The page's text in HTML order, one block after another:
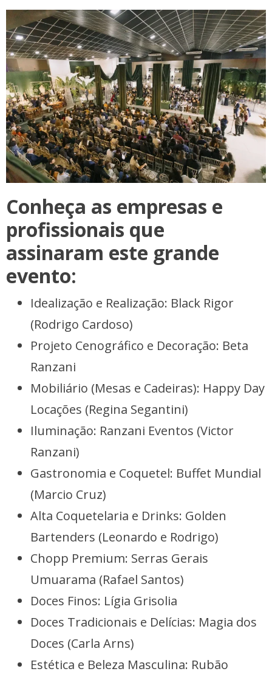
Conheça as empresas e
profissionais que
assinaram este grande
evento:
Idealização e Realização: Black Rigor
(Rodrigo Cardoso)
Projeto Cenográfico e Decoração: Beta
Ranzani
Mobiliário (Mesas e Cadeiras): Happy Day
Locações (Regina Segantini)
Iluminação: Ranzani Eventos (Victor
Ranzani)
Gastronomia e Coquetel: Buffet Mundial
(Marcio Cruz)
Alta Coquetelaria e Drinks: Golden
Bartenders (Leonardo e Rodrigo)
Chopp Premium: Serras Gerais
Umuarama (Rafael Santos)
Doces Finos: Lígia Grisolia
Doces Tradicionais e Delícias: Magia dos
Doces (Carla Arns)
Estética e Beleza Masculina: Rubão